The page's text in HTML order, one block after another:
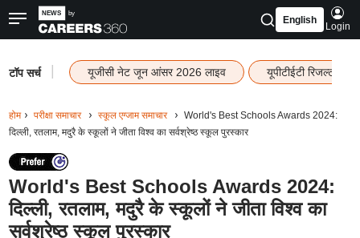
English
Login
टॉप सर्च यूजीसी नेट जून आंसर 2026 लाइव यूपीटीईटी रिजल्ट
होम परीक्षा समाचार स्कूल एग्जाम समाचार
World's Best Schools Awards 2024:
दिल्ली, रतलाम, मदुरै के स्कूलों ने जीता विश्व का सर्वश्रेष्ठ स्कूल पुरस्कार
World's Best Schools Awards 2024:
दिल्ली, रतलाम, मदुरै के स्कूलों ने जीता विश्व का
सर्वश्रेष्ठ स्कूल पुरस्कार